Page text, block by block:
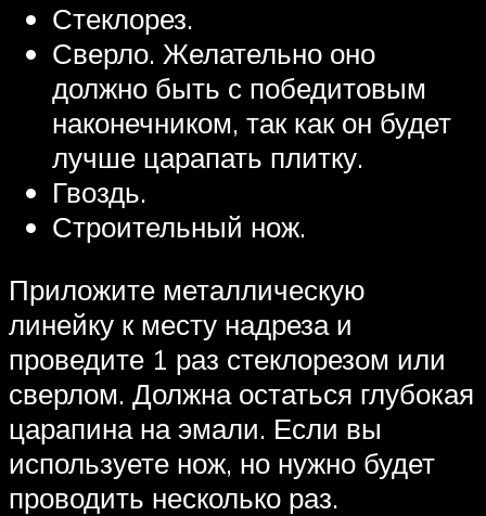
Стеклорез.
Сверло. Желательно оно
должно быть с победитовым
наконечником, так как он будет
лучше царапать плитку.
Гвоздь.
Строительный нож.
Приложите металлическую
линейку к месту надреза и
проведите 1 раз стеклорезом или
сверлом. Должна остаться глубокая
царапина на эмали. Если вы
используете нож, но нужно будет
проводить несколько раз.